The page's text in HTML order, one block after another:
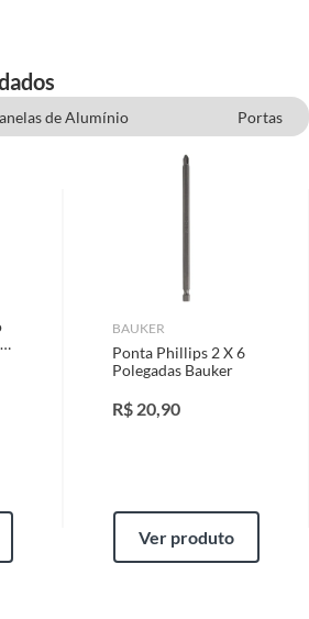
de Alumínio
Portas
BAUKER
Ponta Phillips 2 X 6
Polegadas Bauker
R$ 20,90
Ver produto